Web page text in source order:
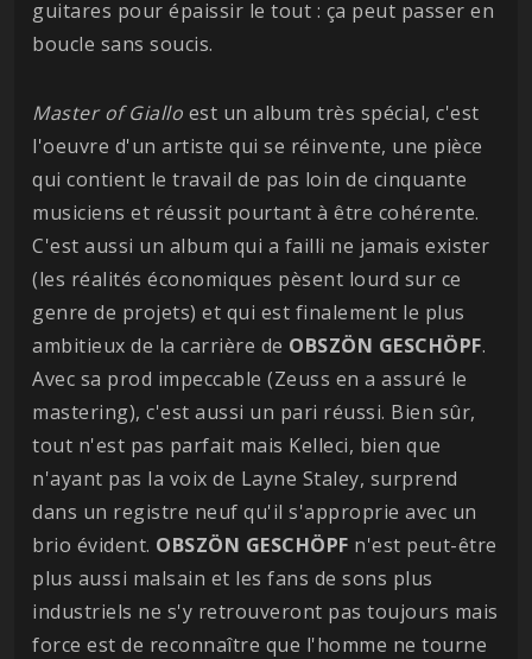
guitares pour épaissir le tout : ça peut passer en
boucle sans soucis.
Master of Giallo est un album très spécial, c'est
l'oeuvre d'un artiste qui se réinvente, une pièce
qui contient le travail de pas loin de cinquante
musiciens et réussit pourtant à être cohérente.
C'est aussi un album qui a failli ne jamais exister
(les réalités économiques pèsent lourd sur ce
genre de projets) et qui est finalement le plus
ambitieux de la carrière de OBSZÖN GESCHÖPF.
Avec sa prod impeccable (Zeuss en a assuré le
mastering), c'est aussi un pari réussi. Bien sûr,
tout n'est pas parfait mais Kelleci, bien que
n'ayant pas la voix de Layne Staley, surprend
dans un registre neuf qu'il s'approprie avec un
brio évident. OBSZÖN GESCHÖPF n'est peut-être
plus aussi malsain et les fans de sons plus
industriels ne s'y retrouveront pas toujours mais
force est de reconnaître que l'homme ne tourne